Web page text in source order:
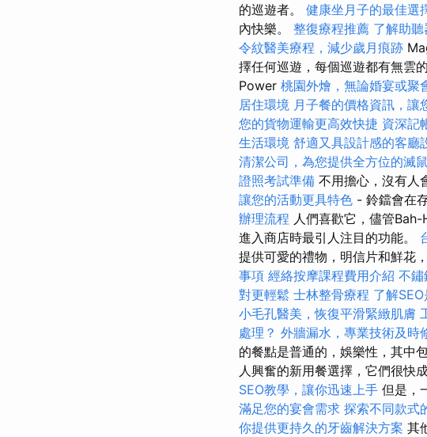
的巡遊者。 健康坐月子的最佳選
內快樂。 整復療程推薦 了解助
令紋醫美療程，減少歲月痕跡
擇任何巡遊，每個巡遊都有無雲
Power 桃園外燴，無論婚宴或聚
居住環境 月子餐的價格資訊，讓
您的貨物運輸更高效快捷 資深記
生活環境 舒適又具設計感的客廳
清潔公司，為您提供全方位的滅
證照考試準備 不用擔心，沒有人
讓您的活動更具特色 - 鈴鐺會在
辦理流程 人們喜歡它，儘管
進入商店時最引人注目的功能。
提供可愛的禮物，明信片和鮮花
事項 經絡按摩課程費用介紹 不鏽
對更輕鬆 士林整骨療程 了解
小毛孔醫美，恢復平滑緊緻肌膚
處理？ 外牆漏水，專業技術及時
的餐點是普通的，娛樂性，其中
人興奮的新用餐選擇，它們很快
SEO教學，讓你迅速上手 但是，
滿足您的宴會需求 探索不同款式
你提供更持久的牙齒解決方案 其